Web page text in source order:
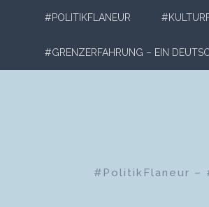
#POLITIKFLANEUR
#GRENZERFAHRUNG – EIN
#PolitikFlaneur –